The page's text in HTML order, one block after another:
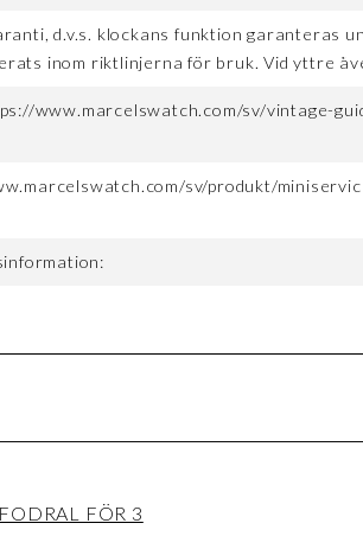
d.v.s. klockans funktion garanteras
inom riktlinjerna för bruk. Vid yttre
www.marcelswatch.com/sv/vintage-
sv/produkt/